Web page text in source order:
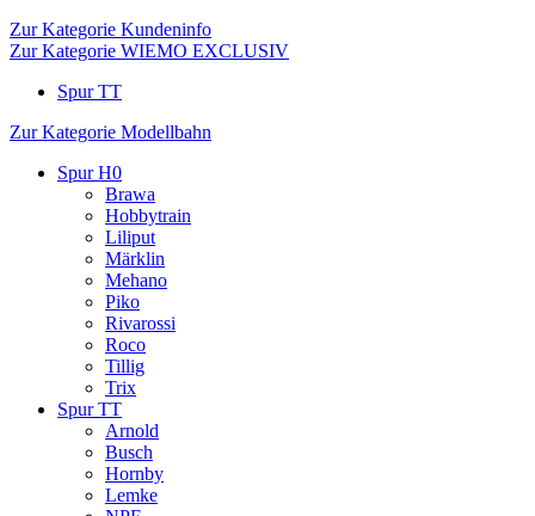
Zur Kategorie Kundeninfo
Zur Kategorie WIEMO EXCLUSIV
Spur TT
Zur Kategorie Modellbahn
Spur H0
Brawa
Hobbytrain
Liliput
Märklin
Mehano
Piko
Rivarossi
Roco
Tillig
Trix
Spur TT
Arnold
Busch
Hornby
Lemke